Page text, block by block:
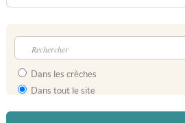
Dans les crèches
Dans tout le site